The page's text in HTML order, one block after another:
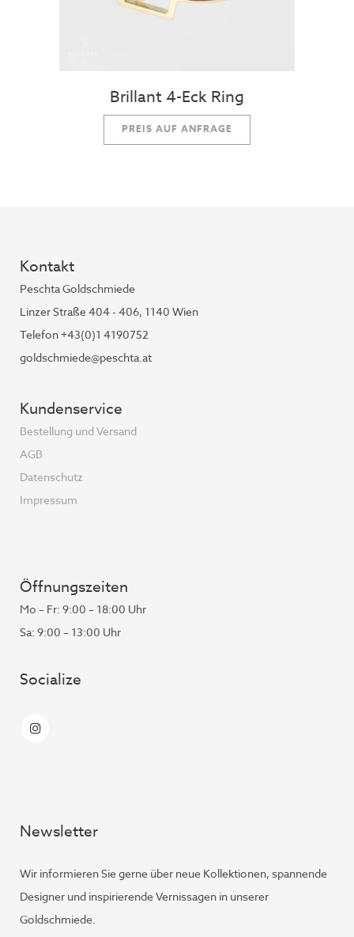
Brillant 4-Eck Ring
PREIS AUF ANFRAGE
Kontakt
Peschta Goldschmiede
Linzer Straße 404 - 406, 1140 Wien
Telefon +43(0)1 4190752
goldschmiede@peschta.at
Kundenservice
Bestellung und Versand
AGB
Datenschutz
Impressum
Öffnungszeiten
Mo – Fr: 9:00 – 18:00 Uhr
Sa: 9:00 – 13:00 Uhr
Socialize
Newsletter
Wir informieren Sie gerne über neue Kollektionen, spannende
Designer und inspirierende Vernissagen in unserer
Goldschmiede.